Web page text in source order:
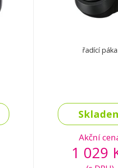
řadící páka
Akční
1 029